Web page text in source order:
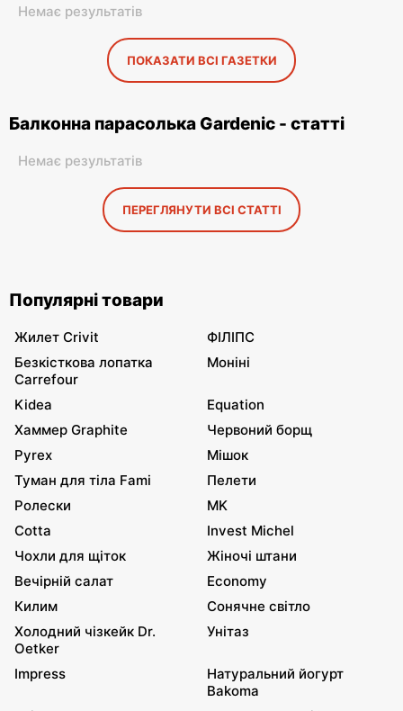
Немає результатів
ПОКАЗАТИ ВСІ ГАЗЕТКИ
Балконна парасолька Gardenic - статті
Немає результатів
ПЕРЕГЛЯНУТИ ВСІ СТАТТІ
Популярні товари
Жилет Crivit
ФІЛІПС
Безкісткова лопатка
Carrefour
Моніні
Kidea
Equation
Хаммер Graphite
Червоний борщ
Pyrex
Мішок
Туман для тіла Fami
Пелети
Ролески
MK
Cotta
Invest Michel
Чохли для щіток
Жіночі штани
Вечірній салат
Economy
Килим
Сонячне світло
Холодний чізкейк Dr.
Oetker
Унітаз
Impress
Натуральний йогурт
Bakoma